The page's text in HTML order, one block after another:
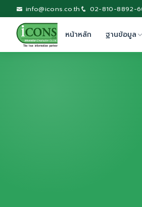
info@icons.co.th 02-810-8892-6
หน้าหลัก ฐานข้อมูล